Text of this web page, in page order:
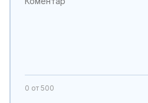
0 от 500